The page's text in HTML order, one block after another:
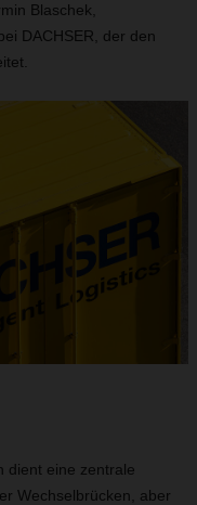
Blaschek,
DACHSER, der den
dient eine zentrale
Wechselbrücken, aber